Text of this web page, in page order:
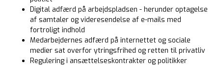
Digital adfærd på arbejdspladsen - herunder optagelse
af samtaler og videresendelse af e-mails med
fortroligt indhold
Medarbejdernes adfærd på internettet og sociale
medier sat overfor ytringsfrihed og retten til privatliv
Regulering i ansættelseskontrakter og politikker